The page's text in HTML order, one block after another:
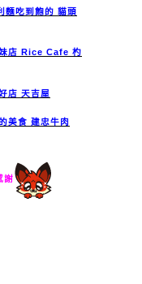
麵吃到飽的 貓頭
店 Rice Cafe 杓
店 天吉屋
美食 建忠牛肉
謝